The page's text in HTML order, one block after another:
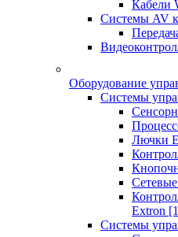
Кабели
Системы AV
Оборудование
Системы
Лючки
Extron
Системы